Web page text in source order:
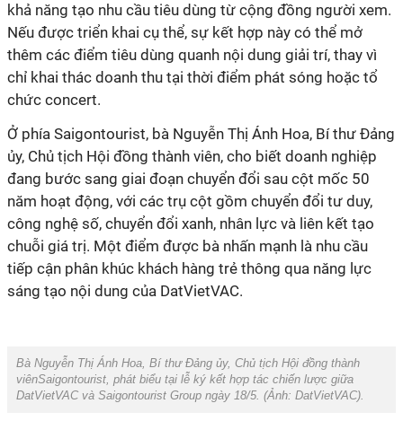
khả năng tạo nhu cầu tiêu dùng từ cộng đồng người xem.
Nếu được triển khai cụ thể, sự kết hợp này có thể mở
thêm các điểm tiêu dùng quanh nội dung giải trí, thay vì
chỉ khai thác doanh thu tại thời điểm phát sóng hoặc tổ
chức concert.
Ở phía Saigontourist, bà Nguyễn Thị Ánh Hoa, Bí thư Đảng
ủy, Chủ tịch Hội đồng thành viên, cho biết doanh nghiệp
đang bước sang giai đoạn chuyển đổi sau cột mốc 50
năm hoạt động, với các trụ cột gồm chuyển đổi tư duy,
công nghệ số, chuyển đổi xanh, nhân lực và liên kết tạo
chuỗi giá trị. Một điểm được bà nhấn mạnh là nhu cầu
tiếp cận phân khúc khách hàng trẻ thông qua năng lực
sáng tạo nội dung của DatVietVAC.
Bà Nguyễn Thị Ánh Hoa, Bí thư Đảng ủy, Chủ tịch Hội đồng thành
viênSaigontourist, phát biểu tại lễ ký kết hợp tác chiến lược giữa
DatVietVAC và Saigontourist Group ngày 18/5. (Ảnh: DatVietVAC).